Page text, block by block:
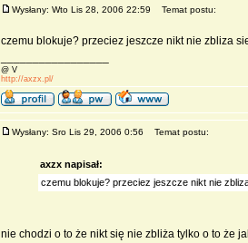
Wysłany: Wto Lis 28, 2006 22:59 Temat postu:
czemu blokuje? przeciez jeszcze nikt nie zbliza
@ V
http://axzx.pl/
Wysłany: Sro Lis 29, 2006 0:56 Temat postu:
axzx napisał:
czemu blokuje? przeciez jeszcze nikt nie
nie chodzi o to że nikt się nie zbliża tylko o to że